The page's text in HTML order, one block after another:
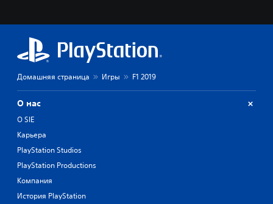
Домашняя страница Игры F1 2019
О нас
О SIE
Карьера
PlayStation Studios
PlayStation Productions
Компания
История PlayStation